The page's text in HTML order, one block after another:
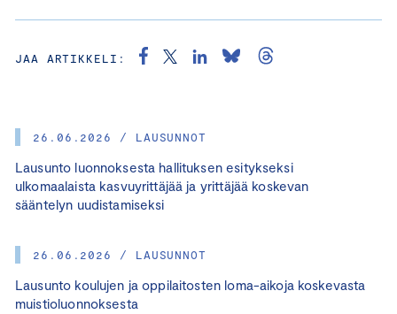
26.06.2026 / LAUSUNNOT
Lausunto luonnoksesta hallituksen esitykseksi
ulkomaalaista kasvuyrittäjää ja yrittäjää koskevan
sääntelyn uudistamiseksi
26.06.2026 / LAUSUNNOT
Lausunto koulujen ja oppilaitosten loma-aikoja koskevasta
muistioluonnoksesta
JAA ARTIKKELI: